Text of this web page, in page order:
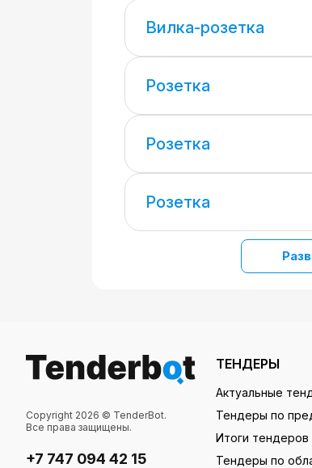
Вилка-розетка
Розетка
Розетка
Розетка
Copyright 2026 © TenderBot.
Все права защищены.
+7 747 094 42 15
ТЕНДЕРЫ
Актуальные
Тендеры по
Итоги тендеров
Тендеры по